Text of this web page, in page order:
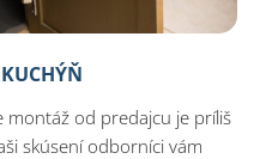
montáž od predajcu je príliš
skúsení odborníci vám